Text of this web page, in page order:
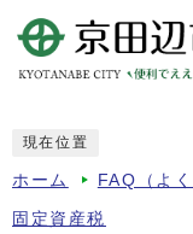
現在位置
ホーム FAQ（よ
固定資産税